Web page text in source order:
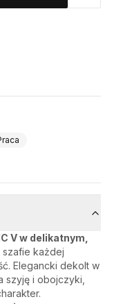
V w delikatnym,
każdej
Elegancki dekolt w
szyję i obojczyki,